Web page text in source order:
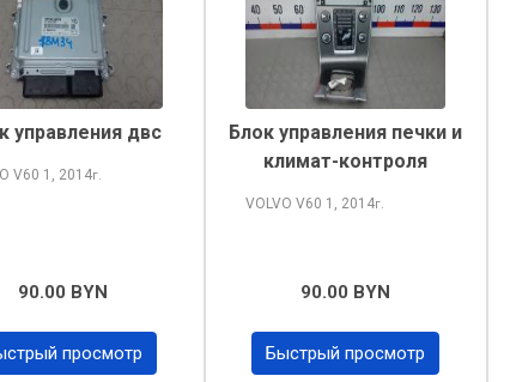
управления двс
V60 1, 2014г.
90.00 BYN
просмотр
Блок управления печки и
климат-контроля
VOLVO V60 1, 2014г.
90.00 BYN
Быстрый просмотр